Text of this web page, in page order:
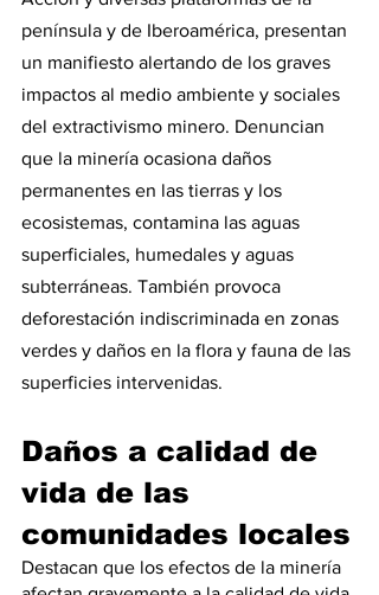
península y de Iberoamérica, presentan
un manifiesto alertando de los graves
impactos al medio ambiente y sociales
del extractivismo minero. Denuncian
que la minería ocasiona daños
permanentes en las tierras y los
ecosistemas, contamina las aguas
superficiales, humedales y aguas
subterráneas. También provoca
deforestación indiscriminada en zonas
verdes y daños en la flora y fauna de las
superficies intervenidas.
Daños a calidad de
vida de las
comunidades locales
Destacan que los efectos de la minería